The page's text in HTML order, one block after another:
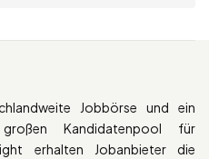
Jobbörse und ein
Kandidatenpool für
erhalten Jobanbieter die